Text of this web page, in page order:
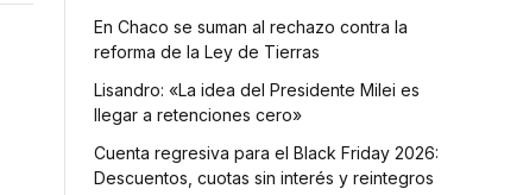
En Chaco se suman al rechazo contra la
reforma de la Ley de Tierras
Lisandro: «La idea del Presidente Milei es
llegar a retenciones cero»
Cuenta regresiva para el Black Friday 2026:
Descuentos, cuotas sin interés y reintegros